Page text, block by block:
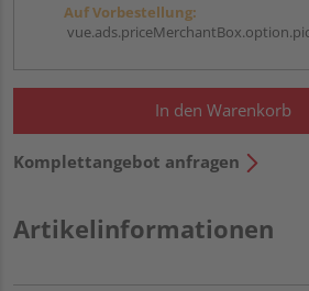
Auf Vorbestellung:
In den Warenkorb
Komplettangebot anfragen
Artikelinformationen